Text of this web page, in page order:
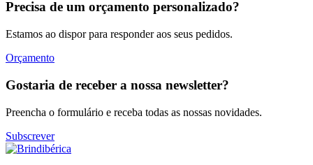
Precisa de um orçamento personalizado?
Estamos ao dispor para responder aos seus pedidos.
Orçamento
Gostaria de receber a nossa newsletter?
Preencha o formulário e receba todas as nossas novidades.
Subscrever